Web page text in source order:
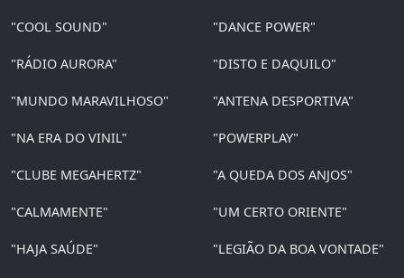
"COOL SOUND" "DANCE POWER"
"RÁDIO AURORA" "DISTO E DAQUILO"
"MUNDO MARAVILHOSO" "ANTENA DESPORTIVA"
"NA ERA DO VINIL" "POWERPLAY"
"CLUBE MEGAHERTZ" "A QUEDA DOS ANJOS"
"CALMAMENTE" "UM CERTO ORIENTE"
"HAJA SAÚDE" "LEGIÃO DA BOA VONTADE"